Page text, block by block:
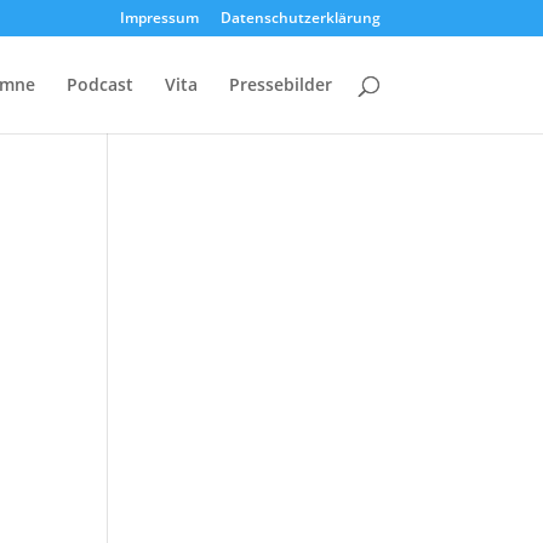
Impressum Datenschutzerklärung
Podcast Vita Pressebilder